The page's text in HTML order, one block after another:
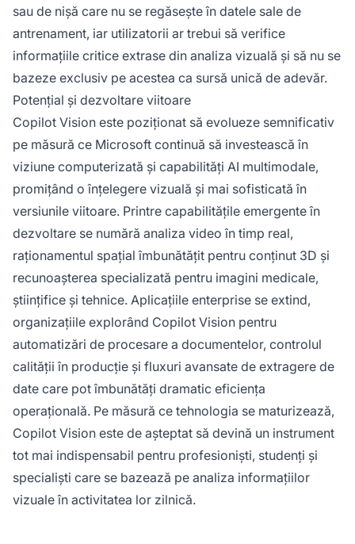
sau de nișă care nu se regăsește în datele sale de
antrenament, iar utilizatorii ar trebui să verifice
informațiile critice extrase din analiza vizuală și să nu se
bazeze exclusiv pe acestea ca sursă unică de adevăr.
Potențial și dezvoltare viitoare
Copilot Vision este poziționat să evolueze semnificativ
pe măsură ce Microsoft continuă să investească în
viziune computerizată și capabilități AI multimodale,
promițând o înțelegere vizuală și mai sofisticată în
versiunile viitoare. Printre capabilitățile emergente în
dezvoltare se numără analiza video în timp real,
raționamentul spațial îmbunătățit pentru conținut 3D și
recunoașterea specializată pentru imagini medicale,
științifice și tehnice. Aplicațiile enterprise se extind,
organizațiile explorând Copilot Vision pentru
automatizări de procesare a documentelor, controlul
calității în producție și fluxuri avansate de extragere de
date care pot îmbunătăți dramatic eficiența
operațională. Pe măsură ce tehnologia se maturizează,
Copilot Vision este de așteptat să devină un instrument
tot mai indispensabil pentru profesioniști, studenți și
specialiști care se bazează pe analiza informațiilor
vizuale în activitatea lor zilnică.